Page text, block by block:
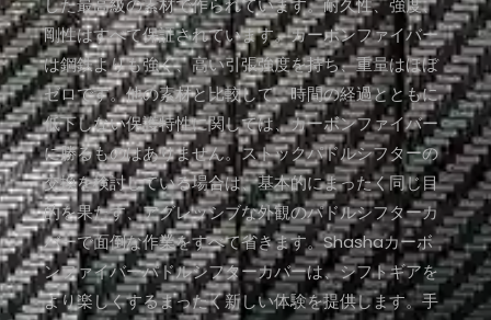
した最高級の素材で作られています。耐久性、強度、
剛性はすべて保証されています。カーボンファイバー
は鋼鉄よりも強く、高い引張強度を持ち、重量はほぼ
ゼロです。他の素材と比較して、時間の経過とともに
低下しない保護特性に関しては、カーボンファイバー
に勝るものはありません。ストックパドルシフターの
交換を検討している場合は、基本的にまったく同じ目
的を果たす、アグレッシブな外観のパドルシフターカ
バーで面倒な作業をすべて省きます。Shashaカーボ
ンファイバーパドルシフターカバーは、シフトギアを
より楽しくするまったく新しい体験を提供します。手